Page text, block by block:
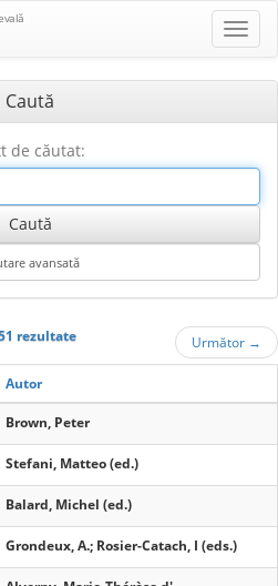
Caută
de căutat:
rezultate Următor →
Autor
Brown, Peter
Stefani, Matteo (ed.)
Balard, Michel (ed.)
Grondeux, A.; Rosier-Catach, I (eds.)